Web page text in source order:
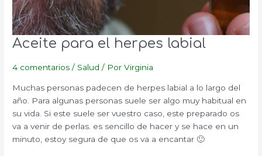
Aceite para el herpes labial
4 comentarios / Salud / PorVirginia
Muchas personas padecen de herpes labial a lo largo del
año. Para algunas personas suele ser algo muy habitual en
su vida. Si este suele ser vuestro caso, este preparado os
va a venir de perlas. es sencillo de hacer y se hace en un
minuto, estoy segura de que os va a encantar 🙂